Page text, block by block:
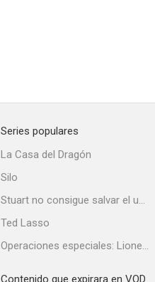
Series populares
La Casa del Dragón
Silo
Stuart no consigue salvar el universo
Ted Lasso
Operaciones especiales: Lioness
Contenido que expirara en VOD